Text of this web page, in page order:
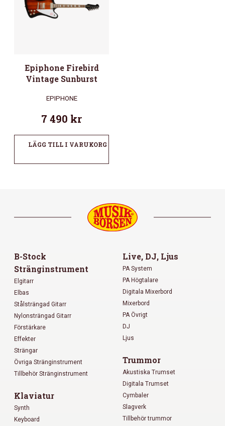
Epiphone Firebird
Vintage Sunburst
EPIPHONE
7 490 kr
LÄGG TILL I VARUKORG
B-Stock
Stränginstrument
Elgitarr
Elbas
Stålsträngad Gitarr
Nylonsträngad Gitarr
Förstärkare
Effekter
Strängar
Övriga Stränginstrument
Tillbehör Stränginstrument
Klaviatur
Synth
Keyboard
Live, DJ, Ljus
PA System
PA Högtalare
Digitala Mixerbord
Mixerbord
PA Övrigt
DJ
Ljus
Trummor
Akustiska Trumset
Digitala Trumset
Cymbaler
Slagverk
Tillbehör trummor